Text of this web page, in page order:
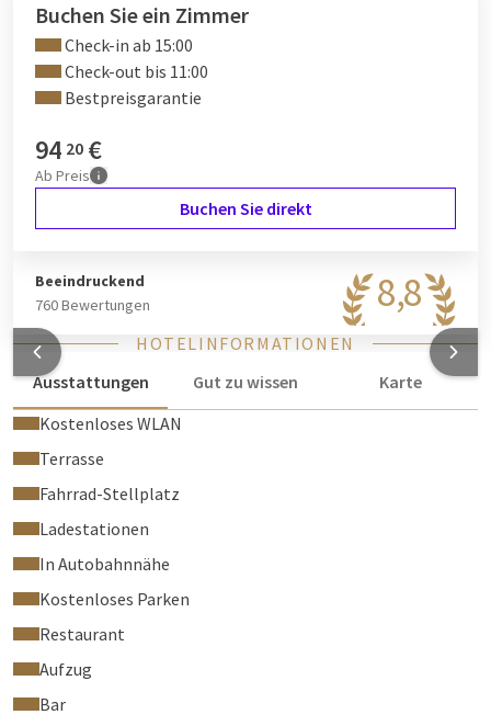
Buchen Sie ein Zimmer
Check-in ab 15:00
Check-out bis 11:00
Bestpreisgarantie
94 20 €
Ab Preis
Buchen Sie direkt
8,8
Beeindruckend
760 Bewertungen
HOTELINFORMATIONEN
Ausstattungen
Gut zu wissen
Karte
Kostenloses WLAN
Terrasse
Fahrrad-Stellplatz
Ladestationen
In Autobahnnähe
Kostenloses Parken
Restaurant
Aufzug
Bar